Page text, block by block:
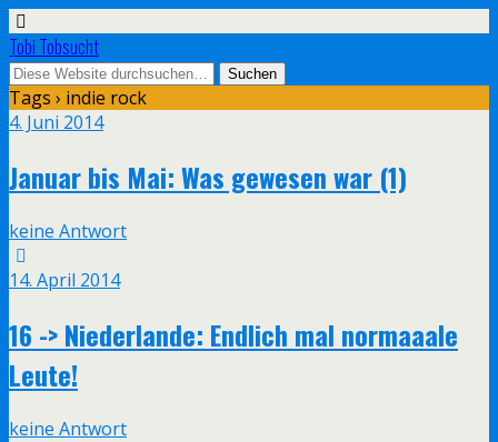
Tobi Tobsucht
Tags › indie rock
4. Juni 2014
Januar bis Mai: Was gewesen war (1)
keine Antwort
14. April 2014
16 -> Niederlande: Endlich mal normaaale
Leute!
keine Antwort